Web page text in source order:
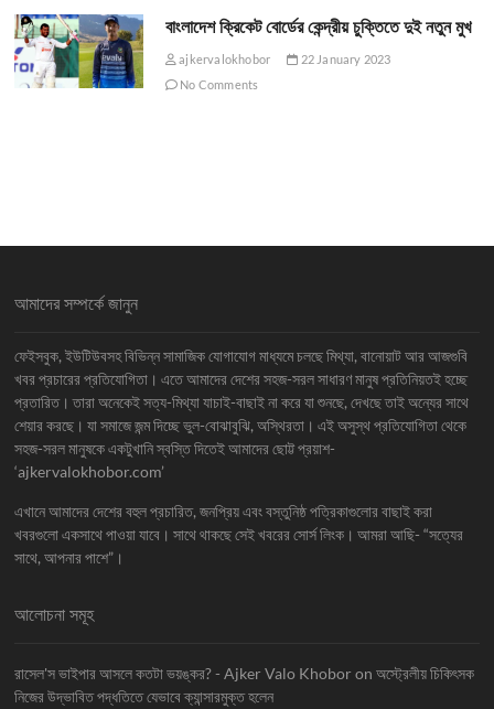
বাংলাদেশ ক্রিকেট বোর্ডের কেন্দ্রীয় চুক্তিতে দুই নতুন মুখ
ajkervalokhobor
22 January 2023
No Comments
আমাদের সম্পর্কে জানুন
ফেইসবুক, ইউটিউবসহ বিভিন্ন সামাজিক যোগাযোগ মাধ্যমে চলছে মিথ্যা, বানোয়াট আর আজগুবি
খবর প্রচারের প্রতিযোগিতা। এতে আমাদের দেশের সহজ-সরল সাধারণ মানুষ প্রতিনিয়তই হচ্ছে
প্রতারিত। তারা অনেকেই সত্য-মিথ্যা যাচাই-বাছাই না করে যা শুনছে, দেখছে তাই অন্যের সাথে
শেয়ার করছে। যা সমাজে জন্ম দিচ্ছে ভুল-বোঝাবুঝি, অস্থিরতা। এই অসুস্থ প্রতিযোগিতা থেকে
সহজ-সরল মানুষকে একটুখানি স্বস্তি দিতেই আমাদের ছোট্ট প্রয়াশ-
‘ajkervalokhobor.com’
এখানে আমাদের দেশের বহুল প্রচারিত, জনপ্রিয় এবং বস্তুনিষ্ঠ পত্রিকাগুলোর বাছাই করা
খবরগুলো একসাথে পাওয়া যাবে। সাথে থাকছে সেই খবরের সোর্স লিংক। আমরা আছি- “সত্যের
সাথে, আপনার পাশে”।
আলোচনা সমূহ
রাসেল'স ভাইপার আসলে কতটা ভয়ঙ্কর? - Ajker Valo Khobor onঅস্ট্রেলীয় চিকিৎসক
নিজের উদ্ভাবিত পদ্ধতিতে যেভাবে ক্যান্সারমুক্ত হলেন